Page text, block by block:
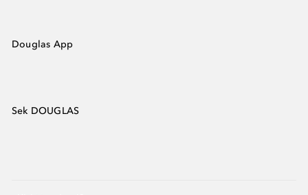
Douglas App
Sek DOUGLAS